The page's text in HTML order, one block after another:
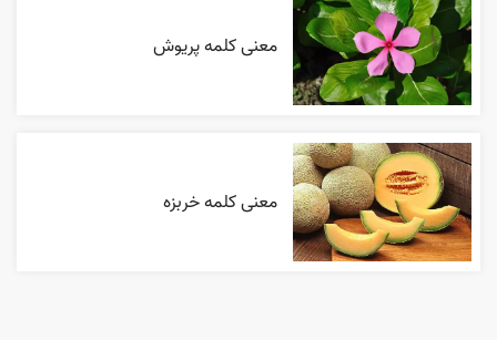
معنی کلمه پریوش
معنی کلمه خربزه